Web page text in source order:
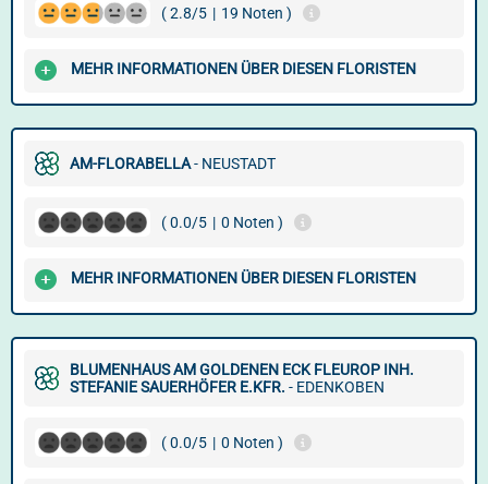
( 2.8/5 | 19 Noten )
MEHR INFORMATIONEN ÜBER DIESEN FLORISTEN
AM-FLORABELLA- NEUSTADT
( 0.0/5 | 0 Noten )
MEHR INFORMATIONEN ÜBER DIESEN FLORISTEN
BLUMENHAUS AM GOLDENEN ECK FLEUROP INH.
STEFANIE SAUERHÖFER E.KFR. - EDENKOBEN
( 0.0/5 | 0 Noten )